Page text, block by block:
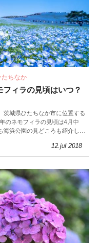
たちなか
フィラの見頃はいつ？
茨城県ひたちなか市に位置する
のネモフィラの見頃は4月中
海浜公園の見どころも紹介しま
12.jul 2018